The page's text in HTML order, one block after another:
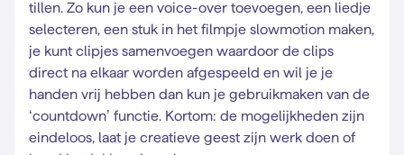
tillen. Zo kun je een voice-over toevoegen, een liedje
selecteren, een stuk in het filmpje slowmotion maken,
je kunt clipjes samenvoegen waardoor de clips
direct na elkaar worden afgespeeld en wil je je
handen vrij hebben dan kun je gebruikmaken van de
‘countdown’ functie. Kortom: de mogelijkheden zijn
eindeloos, laat je creatieve geest zijn werk doen of